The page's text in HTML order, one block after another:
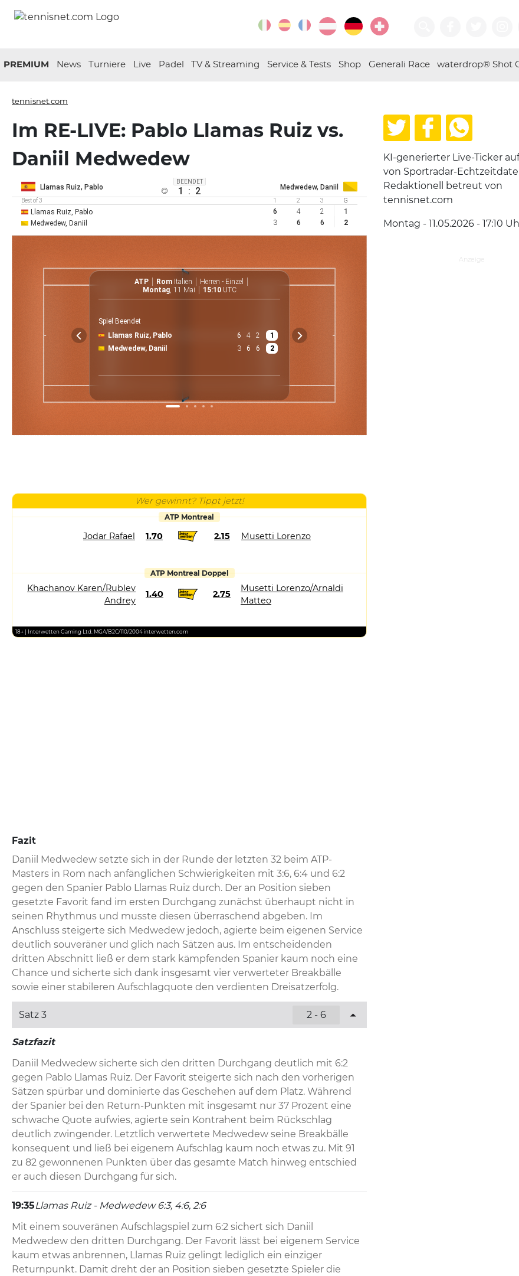
PREMIUM News Turniere Live Padel TV & Streaming Service & Tests Shop Generali Race waterdrop® Shot
tennisnet.com
Im RE-LIVE: Pablo Llamas Ruiz vs.
Daniil Medwedew
Llamas Ruiz, Pablo
BEENDET
1 : 2 Medwedew, Daniil
Best of 3 1 2 3 G
Llamas Ruiz, Pablo 6 4 2
1
Medwedew, Daniil
3 6 6 2
ATP Rom Italien
Herren - Einzel
Montag, 11 Mai 15:10 UTC
Spiel Beendet
Llamas Ruiz, Pablo
6 4 2
1
Medwedew, Daniil
3 6 6 2
Wer gewinnt? Tippt jetzt!
ATP Montreal
Jodar Rafael 1.70 2.15 Musetti Lorenzo
ATP Montreal Doppel
Khachanov Karen/Rublev
Andrey
1.40 2.75
Musetti Lorenzo/Arnaldi
Matteo
18+ | Interwetten Gaming Ltd. MGA/B2C/110/2004 interwetten.com
Fazit
Daniil Medwedew setzte sich in der Runde der letzten 32 beim ATP-
Masters in Rom nach anfänglichen Schwierigkeiten mit 3:6, 6:4 und 6:2
gegen den Spanier Pablo Llamas Ruiz durch. Der an Position sieben
gesetzte Favorit fand im ersten Durchgang zunächst überhaupt nicht in
seinen Rhythmus und musste diesen überraschend abgeben. Im
Anschluss steigerte sich Medwedew jedoch, agierte beim eigenen Service
deutlich souveräner und glich nach Sätzen aus. Im entscheidenden
dritten Abschnitt ließ er dem stark kämpfenden Spanier kaum noch eine
Chance und sicherte sich dank insgesamt vier verwerteter Breakbälle
sowie einer stabileren Aufschlagquote den verdienten Dreisatzerfolg.
Satz 3 2 - 6
Satzfazit
Daniil Medwedew sicherte sich den dritten Durchgang deutlich mit 6:2
gegen Pablo Llamas Ruiz. Der Favorit steigerte sich nach den vorherigen
Sätzen spürbar und dominierte das Geschehen auf dem Platz. Während
der Spanier bei den Return-Punkten mit insgesamt nur 37 Prozent eine
schwache Quote aufwies, agierte sein Kontrahent beim Rückschlag
deutlich zwingender. Letztlich verwertete Medwedew seine Breakbälle
konsequent und ließ bei eigenem Aufschlag kaum noch etwas zu. Mit 91
zu 82 gewonnenen Punkten über das gesamte Match hinweg entschied
er auch diesen Durchgang für sich.
19:35Llamas Ruiz - Medwedew 6:3, 4:6, 2:6
Mit einem souveränen Aufschlagspiel zum 6:2 sichert sich Daniil
Medwedew den dritten Durchgang. Der Favorit lässt bei eigenem Service
kaum etwas anbrennen, Llamas Ruiz gelingt lediglich ein einziger
Returnpunkt. Damit dreht der an Position sieben gesetzte Spieler die
KI-generierter Live-Ticker
von Sportradar-
Redaktionell betreut von
tennisnet.com
Montag - 11.05.2026 - 17:10